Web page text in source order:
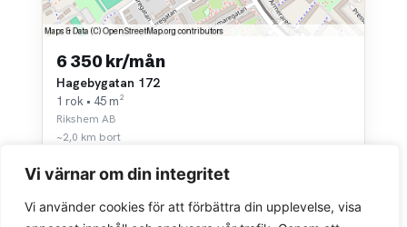
Vi värnar om din integritet
Vi använder cookies för att förbättra din upplevelse, visa
6 350 kr/mån
Hagebygatan 172
1 rok • 45 m²
Rikshem AB
~2,0 km bort